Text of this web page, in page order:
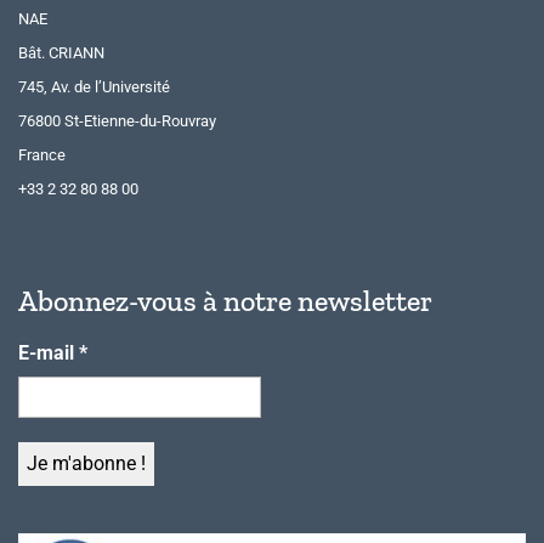
NAE
Bât. CRIANN
745, Av. de l’Université
76800 St-Etienne-du-Rouvray
France
+33 2 32 80 88 00
Abonnez-vous à notre newsletter
E-mail *